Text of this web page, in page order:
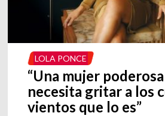
LOLA PONCE
“Una mujer
necesita gritar a los
vientos que lo es”